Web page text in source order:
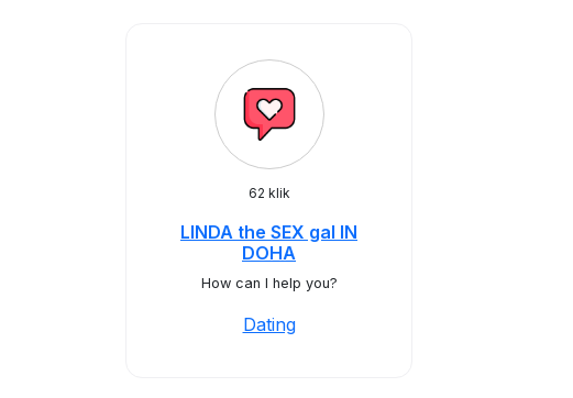
62 klik
LINDA the SEX gal IN
DOHA
How can I help you?
Dating